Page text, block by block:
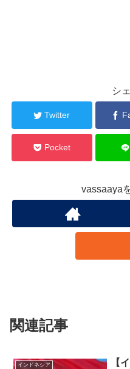
シ
Twitter
Pocket
vassaaya
関連記事
インドネシア
【